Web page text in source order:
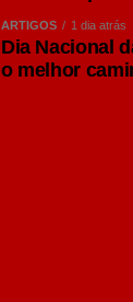
ARTIGOS 1 dia atrás
Dia Nacional
o melhor